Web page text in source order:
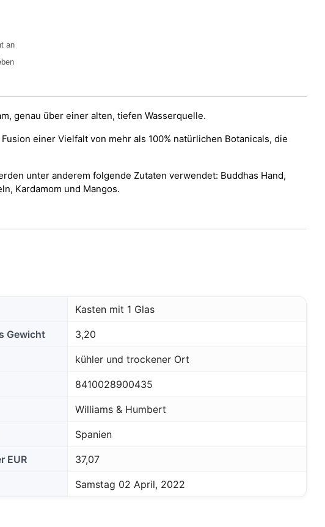
an
genau über einer alten, tiefen Wasserquelle.
einer Vielfalt von mehr als 100% natürlichen Botanicals, die
unter anderem folgende Zutaten verwendet: Buddhas Hand,
Kardamom und Mangos.
Kasten mit 1 Glas
Gewicht 3,20
kühler und trockener Ort
8410028900435
Williams & Humbert
Spanien
EUR 37,07
Samstag 02 April, 2022